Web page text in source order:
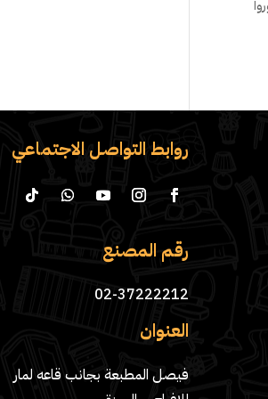
روابط التواصل الاجتماعي
رقم المصنع
02-37222212
العنوان
فيصل المطبعة بجانب قاعه لمار